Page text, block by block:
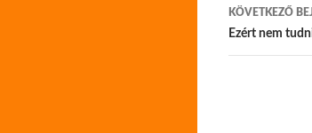
KÖVETKEZŐ
Ezért nem